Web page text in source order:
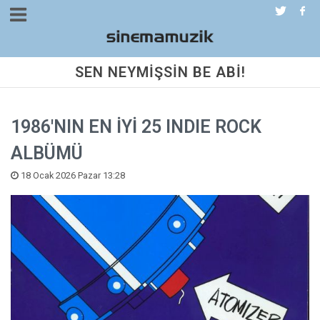
SEN NEYMİŞSİN BE ABİ!
1986'NIN EN İYİ 25 INDIE ROCK
ALBÜMÜ
18 Ocak 2026 Pazar 13:28